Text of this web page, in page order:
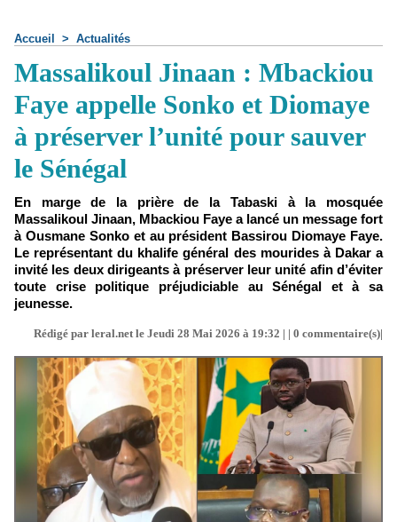
Accueil > Actualités
Massalikoul Jinaan : Mbackiou
Faye appelle Sonko et Diomaye
à préserver l’unité pour sauver
le Sénégal
En marge de la prière de la Tabaski à la mosquée
Massalikoul Jinaan, Mbackiou Faye a lancé un message fort
à Ousmane Sonko et au président Bassirou Diomaye Faye.
Le représentant du khalife général des mourides à Dakar a
invité les deux dirigeants à préserver leur unité afin d’éviter
toute crise politique préjudiciable au Sénégal et à sa
jeunesse.
Rédigé par leral.net le Jeudi 28 Mai 2026 à 19:32 | | 0 commentaire(s)|